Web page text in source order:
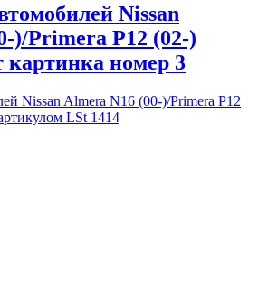
Nissan
)/Primera P12 (02-)
картинка номер 3
Nissan Almera N16 (00-)/Primera P12
LSt 1414